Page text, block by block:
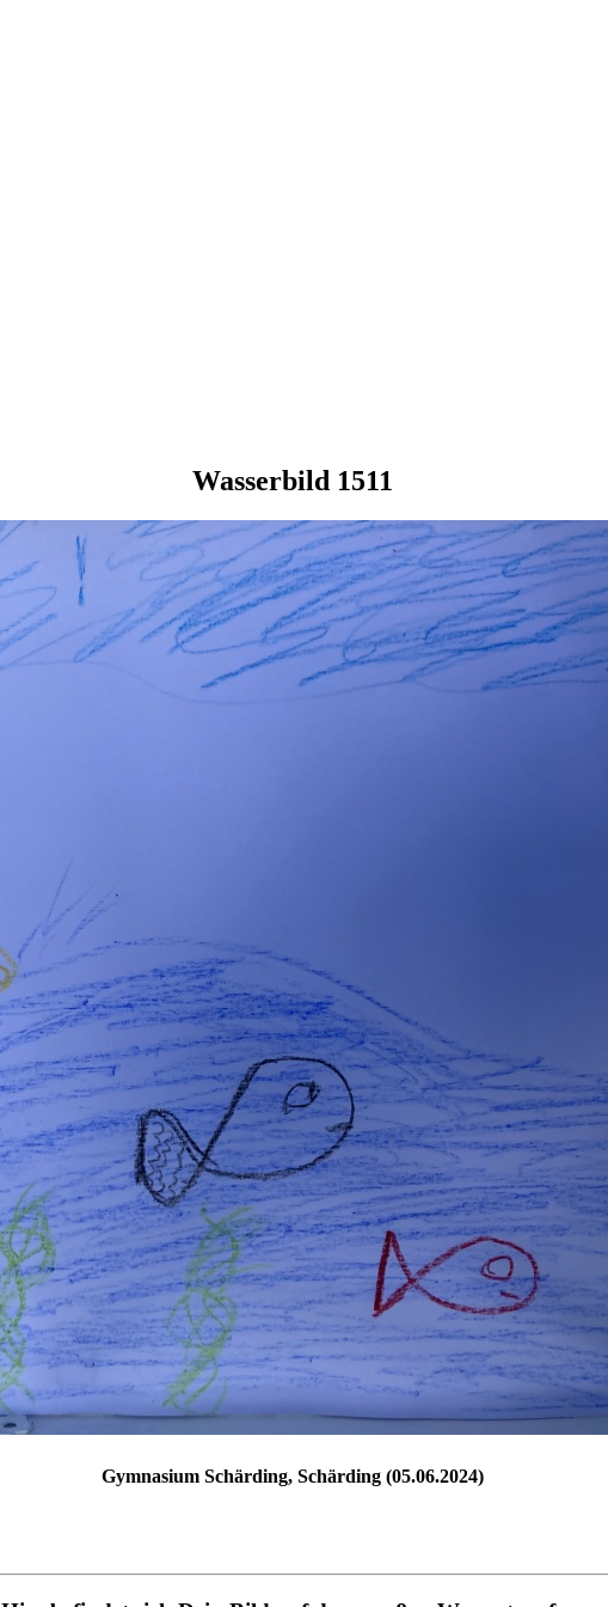
Wasserbild 1511
Gymnasium Schärding, Schärding (05.06.2024)